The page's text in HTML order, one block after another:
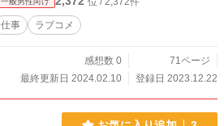
仕事 ラブコメ
感想数 0
71ページ
最終更新日 2024.02.10
登録日 2023.12.22